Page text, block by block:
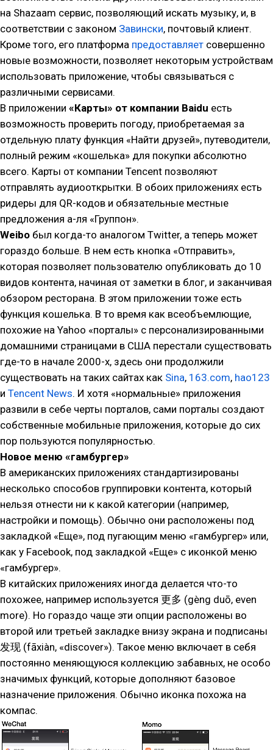
на Shazaam сервис, позволяющий искать музыку, и, в
соответствии с законом Завински, почтовый клиент.
Кроме того, его платформа предоставляет совершенно
новые возможности, позволяет некоторым устройствам
использовать приложение, чтобы связываться с
различными сервисами.
В приложении «Карты» от компании Baidu есть
возможность проверить погоду, приобретаемая за
отдельную плату функция «Найти друзей», путеводители,
полный режим «кошелька» для покупки абсолютно
всего. Карты от компании Tencent позволяют
отправлять аудиооткрытки. В обоих приложениях есть
ридеры для QR-кодов и обязательные местные
предложения а-ля «Группон».
Weibo был когда-то аналогом Twitter, а теперь может
гораздо больше. В нем есть кнопка «Отправить»,
которая позволяет пользователю опубликовать до 10
видов контента, начиная от заметки в блог, и заканчивая
обзором ресторана. В этом приложении тоже есть
функция кошелька. В то время как всеобъемлющие,
похожие на Yahoo «порталы» с персонализированными
домашними страницами в США перестали существовать
где-то в начале 2000-х, здесь они продолжили
существовать на таких сайтах как Sina, 163.com, hao123
и Tencent News. И хотя «нормальные» приложения
развили в себе черты порталов, сами порталы создают
собственные мобильные приложения, которые до сих
пор пользуются популярностью.
Новое меню «гамбургер»
В американских приложениях стандартизированы
несколько способов группировки контента, который
нельзя отнести ни к какой категории (например,
настройки и помощь). Обычно они расположены под
закладкой «Еще», под пугающим меню «гамбургер» или,
как у Facebook, под закладкой «Еще» с иконкой меню
«гамбургер».
В китайских приложениях иногда делается что-то
похожее, например используется 更多 (gèng duō, even
more). Но гораздо чаще эти опции расположены во
второй или третьей закладке внизу экрана и подписаны
发现 (fāxiàn, «discover»). Такое меню включает в себя
постоянно меняющуюся коллекцию забавных, не особо
значимых функций, которые дополняют базовое
назначение приложения. Обычно иконка похожа на
компас.